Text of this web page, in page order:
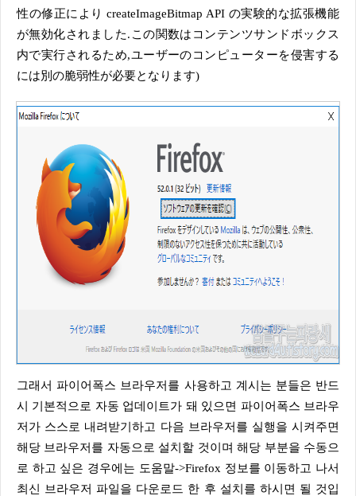
性の修正により createImageBitmap API の実験的な拡張機能
が無効化されました.この関数はコンテンツサンドボックス
内で実行されるため,ユーザーのコンピューターを侵害する
には別の脆弱性が必要となります)
그래서 파이어폭스 브라우저를 사용하고 계시는 분들은 반드
시 기본적으로 자동 업데이트가 돼 있으면 파이어폭스 브라우
저가 스스로 내려받기하고 다음 브라우저를 실행을 시켜주면
해당 브라우저를 자동으로 설치할 것이며 해당 부분을 수동으
로 하고 싶은 경우에는 도움말->Firefox 정보를 이동하고 나서
최신 브라우저 파일을 다운로드 한 후 설치를 하시면 될 것입